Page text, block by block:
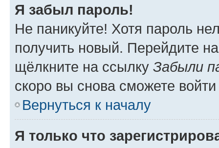
Я забыл пароль!
Не паникуйте! Хотя пароль
получить новый. Перейдите
щёлкните на ссылку Забыли
скоро вы снова сможете
Вернуться к началу
Я только что